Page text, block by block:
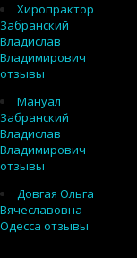
Хиропрактор
Забранский
Владислав
Владимирович
отзывы
Мануал
Забранский
Владислав
Владимирович
отзывы
Довгая Ольга
Вячеславовна
Одесса отзывы